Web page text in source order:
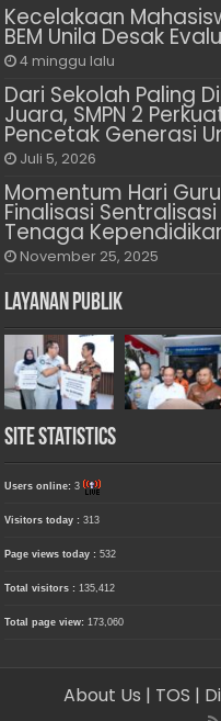
Kecelakaan
BEM Unila Desak
4 minggu lalu
Dari Sekolah Paling
Juara, SMPN 2
Pencetak Generasi
Juli 5, 2026
Momentum Hari
Finalisasi
Tenaga
November 25, 2025
Layanan Publik
Site Statistics
Users online:3
Visitors today :313
Page views today :532
Total visitors :135,412
Total page view:173,060
About Us | TOS |